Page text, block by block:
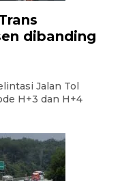
dibanding
Jalan Tol
H+3 dan H+4